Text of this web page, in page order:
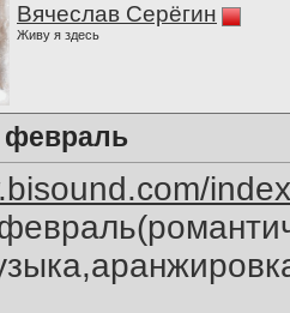
Вячеслав Серёгин
Живу я здесь